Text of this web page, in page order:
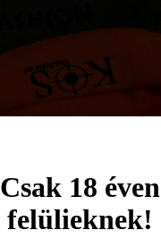
Csak 18 éven
felülieknek!